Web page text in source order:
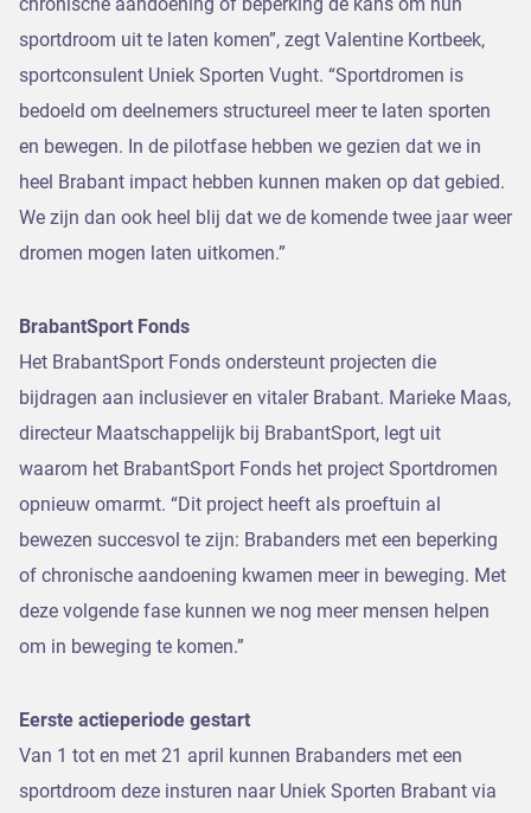
sportdroom uit te laten komen”, zegt Valentine Kortbeek,
sportconsulent Uniek Sporten Vught. “Sportdromen is
bedoeld om deelnemers structureel meer te laten sporten
en bewegen. In de pilotfase hebben we gezien dat we in
heel Brabant impact hebben kunnen maken op dat gebied.
We zijn dan ook heel blij dat we de komende twee jaar weer
dromen mogen laten uitkomen.”
BrabantSport Fonds
Het BrabantSport Fonds ondersteunt projecten die
bijdragen aan inclusiever en vitaler Brabant. Marieke Maas,
directeur Maatschappelijk bij BrabantSport, legt uit
waarom het BrabantSport Fonds het project Sportdromen
opnieuw omarmt. “Dit project heeft als proeftuin al
bewezen succesvol te zijn: Brabanders met een beperking
of chronische aandoening kwamen meer in beweging. Met
deze volgende fase kunnen we nog meer mensen helpen
om in beweging te komen.”
Eerste actieperiode gestart
Van 1 tot en met 21 april kunnen Brabanders met een
sportdroom deze insturen naar Uniek Sporten Brabant via